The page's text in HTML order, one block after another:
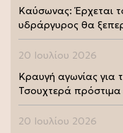
Καύσωνας: Έρχεται
υδράργυρος θα
20 Ιουλίου 2026
Κραυγή αγωνίας για
Τσουχτερά πρόστιμα
20 Ιουλίου 2026